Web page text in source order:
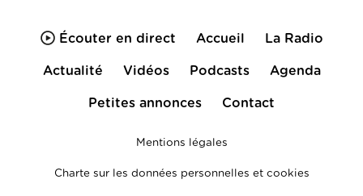
Écouter en direct Accueil La Radio
Actualité Vidéos Podcasts Agenda
Petites annonces Contact
Mentions légales
Charte sur les données personnelles et cookies